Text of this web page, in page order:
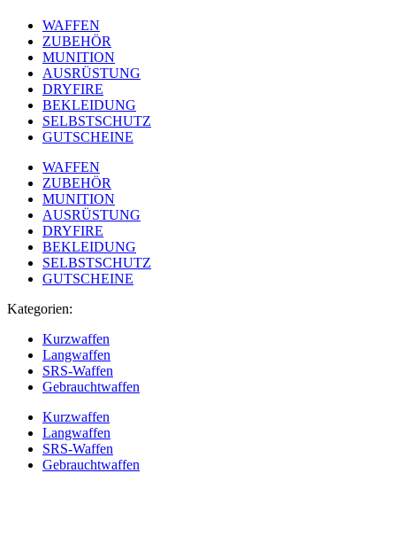
WAFFEN
ZUBEHÖR
MUNITION
AUSRÜSTUNG
DRYFIRE
BEKLEIDUNG
SELBSTSCHUTZ
GUTSCHEINE
WAFFEN
ZUBEHÖR
MUNITION
AUSRÜSTUNG
DRYFIRE
BEKLEIDUNG
SELBSTSCHUTZ
GUTSCHEINE
Kategorien:
Kurzwaffen
Langwaffen
SRS-Waffen
Gebrauchtwaffen
Kurzwaffen
Langwaffen
SRS-Waffen
Gebrauchtwaffen